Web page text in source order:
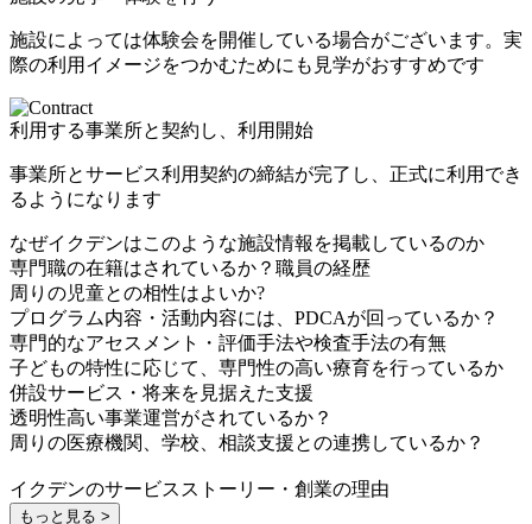
施設によっては体験会を開催している場合がございます。実
際の利用イメージをつかむためにも見学がおすすめです
利用する事業所と契約し、利用開始
事業所とサービス利用契約の締結が完了し、正式に利用でき
るようになります
なぜイクデンはこのような施設情報を掲載しているのか
専門職の在籍はされているか？職員の経歴
周りの児童との相性はよいか?
プログラム内容・活動内容には、PDCAが回っているか？
専門的なアセスメント・評価手法や検査手法の有無
子どもの特性に応じて、専門性の高い療育を行っているか
併設サービス・将来を見据えた支援
透明性高い事業運営がされているか？
周りの医療機関、学校、相談支援との連携しているか？
イクデンのサービスストーリー・創業の理由
もっと見る >